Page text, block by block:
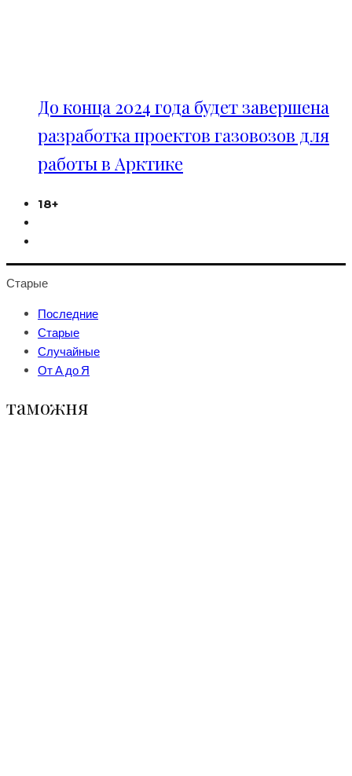
До конца 2024 года будет завершена
разработка проектов газовозов для
работы в Арктике
18+
Старые
Последние
Старые
Случайные
От А до Я
таможня